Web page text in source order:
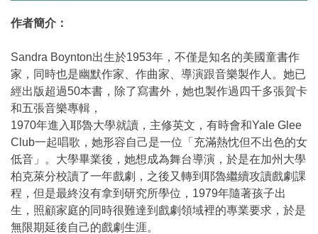
作者簡介：
Sandra Boynton出生於1953年，不僅是知名的美國童書作
家，同時也是幽默作家、作曲家、導演跟音樂製作人。她已
經出版超過50本書，除了寫書外，她也製作過四千多張賀卡
和五張音樂專輯，
1970年進入耶魯大學就讀，主修英文，有時會和Yale Glee
Club一起唱歌，她形容自己是一位「充滿熱忱但不出色的女
低音」。大學畢業後，她想成為舞台導演，於是在加州大學
柏克萊分校讀了一年戲劇，之後又轉到耶魯繼續攻讀戲劇課
程，但是最終沒有拿到研究所學位，1979年隨著孩子出
生，照顧家庭的同時很難達到戲劇領域裡的專業要求，於是
無限期延後自己的戲劇生涯。